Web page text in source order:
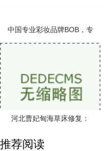
中国专业彩妆品牌BOB，专
河北曹妃甸海草床修复：
推荐阅读